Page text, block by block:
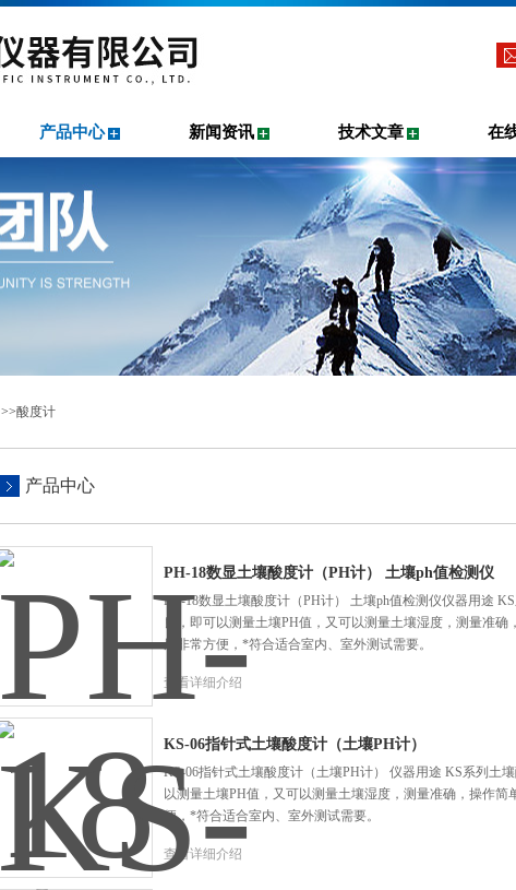
产品中心 新闻资讯 技术文章 在
>>酸度计
产品中心
PH-18数显土壤酸度计（PH计） 土壤ph值检测仪
PH-18数显土壤酸度计（PH计） 土壤ph值检测仪仪器用途
良，即可以测量土壤PH值，又可以测量土壤湿度，测量准确
用非常方便，*符合适合室内、室外测试需要。
查看详细介绍
KS-06指针式土壤酸度计（土壤PH计）
KS-06指针式土壤酸度计（土壤PH计） 仪器用途 KS系列土
以测量土壤PH值，又可以测量土壤湿度，测量准确，操作
便，*符合适合室内、室外测试需要。
查看详细介绍